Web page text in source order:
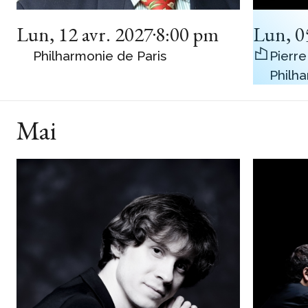
Lun, 12 avr. 20278:00 pm
Philharmonie de Paris
Lun,
Mai